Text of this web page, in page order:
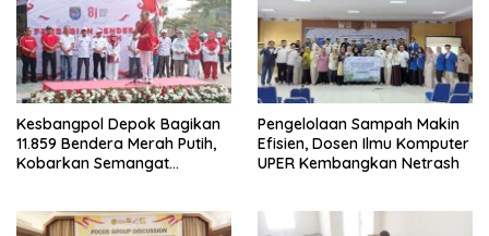
Kesbangpol Depok Bagikan
11.859 Bendera Merah Putih,
Kobarkan Semangat
Pengelolaan Sampah Makin
Efisien, Dosen Ilmu Komputer
UPER Kembangkan Netrash